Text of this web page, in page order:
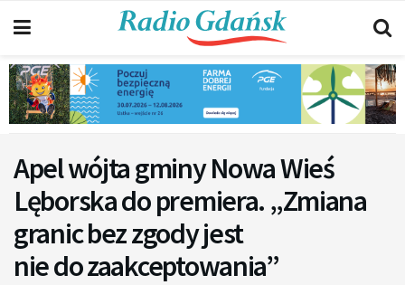
Apel wójta gminy Nowa Wieś
Lęborska do premiera. „Zmiana
granic bez zgody jest
nie do zaakceptowania”